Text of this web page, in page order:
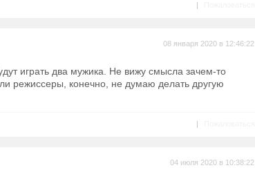
|
08 января 2020 в 12:46:22
играть два мужика. Не вижу смысла зачем-то
режиссеры, конечно, не думаю делать другую
|
04 июля 2020 в 10:38:22